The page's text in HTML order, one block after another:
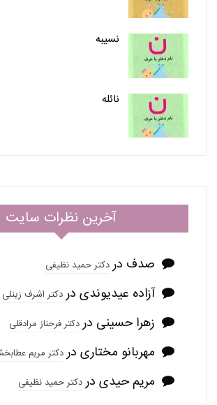
نسیبه
نائله
آخرین نظرات سایت
صدف دردکتر حمید نظیفی
آزاده عیدیوندی دردکتر اشرف
زهرا حسینی دردکتر فرحناز مرادقلی
مهربانو مختاری دردکتر مریم
مریم حیدی دردکتر حمید نظیفی